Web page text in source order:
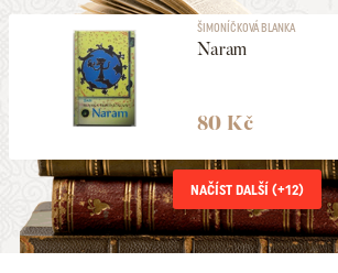
ŠIMONÍČKOVÁ BLANKA
Naram
80 Kč
NAČÍST DALŠÍ (+12)